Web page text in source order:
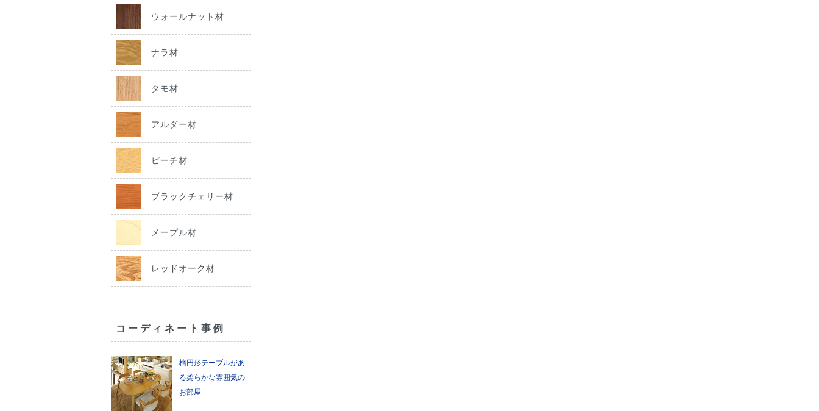
ウォールナット材
ナラ材
タモ材
アルダー材
ビーチ材
ブラックチェリー材
メープル材
レッドオーク材
コーディネート事例
楕円形テーブルがあ
る柔らかな雰囲気の
お部屋